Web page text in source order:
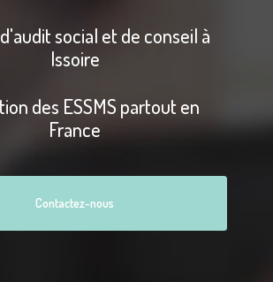
social et de conseil à
Issoire
des ESSMS partout en
France
Contactez-nous